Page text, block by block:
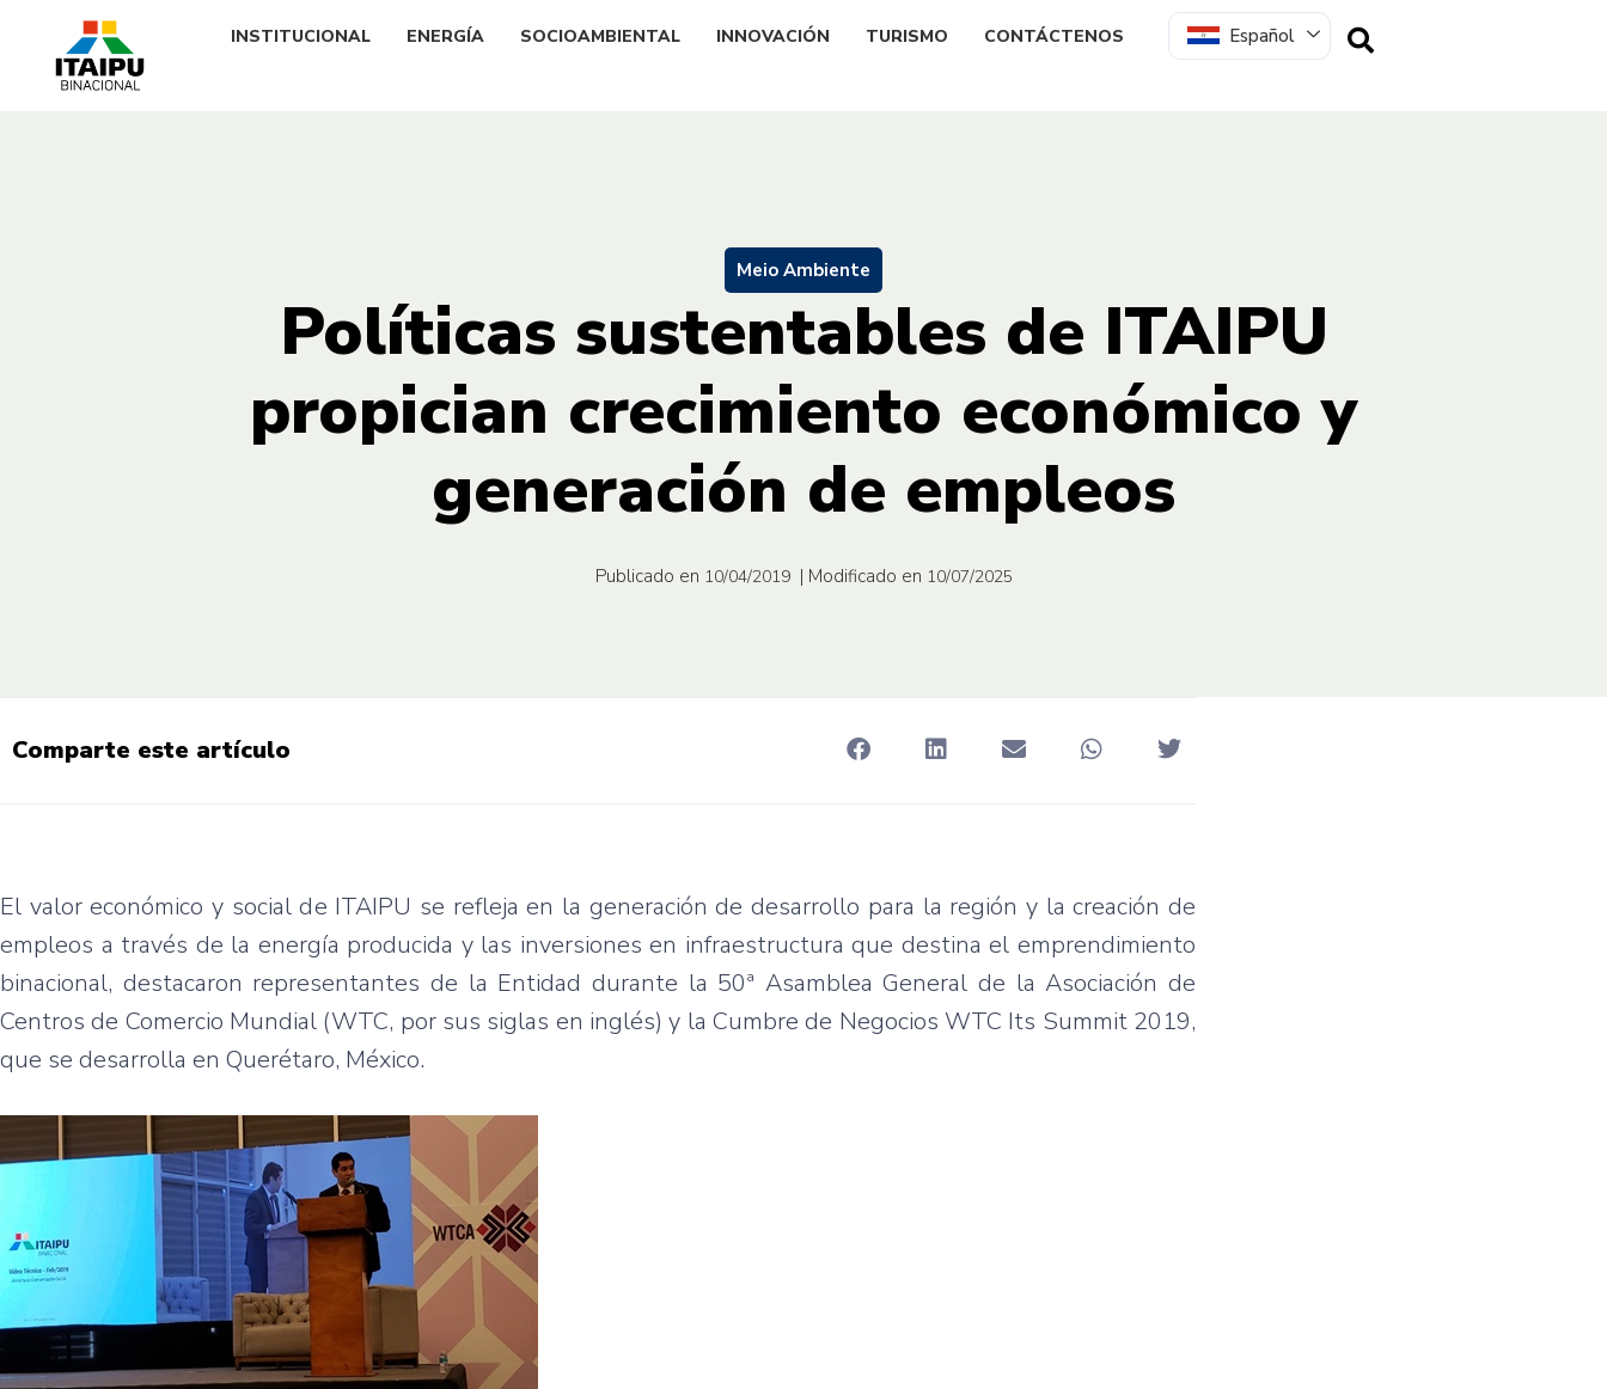
INSTITUCIONAL ENERGÍA SOCIOAMBIENTAL INNOVACIÓN TURISMO CONTÁCTENOS Español
Meio Ambiente
Políticas sustentables de ITAIPU
propician crecimiento económico y
generación de empleos
Publicado en 10/04/2019 | Modificado en 10/07/2025
Comparte este artículo
El valor económico y social de ITAIPU se refleja en la generación de desarrollo para la región y la creación de
empleos a través de la energía producida y las inversiones en infraestructura que destina el emprendimiento
binacional, destacaron representantes de la Entidad durante la 50ª Asamblea General de la Asociación de
Centros de Comercio Mundial (WTC, por sus siglas en inglés) y la Cumbre de Negocios WTC Its Summit 2019,
que se desarrolla en Querétaro, México.